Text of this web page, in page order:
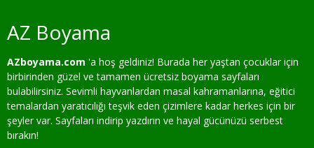
AZ Boyama
AZboyama.com 'a hoş geldiniz! Burada her yaştan çocuklar için
birbirinden güzel ve tamamen ücretsiz boyama sayfaları
bulabilirsiniz. Sevimli hayvanlardan masal kahramanlarına, eğitici
temalardan yaratıcılığı teşvik eden çizimlere kadar herkes için bir
şeyler var. Sayfaları indirip yazdırın ve hayal gücünüzü serbest
bırakın!